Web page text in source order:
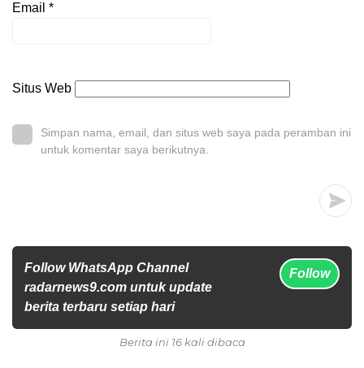
Email *
Situs Web
Simpan nama, email, dan situs web saya pada peramban ini
untuk komentar saya berikutnya.
Follow WhatsApp Channel
radarnews9.com untuk update
berita terbaru setiap hari
Follow
Berita ini 16 kali dibaca